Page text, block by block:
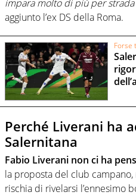
impara molto di più per strada
aggiunto l’ex DS della Roma.
Forse
Perché Liverani ha
Salernitana
Fabio Liverani non ci ha
la proposta del club campano,
rischia di rivelarsi l’ennesimo